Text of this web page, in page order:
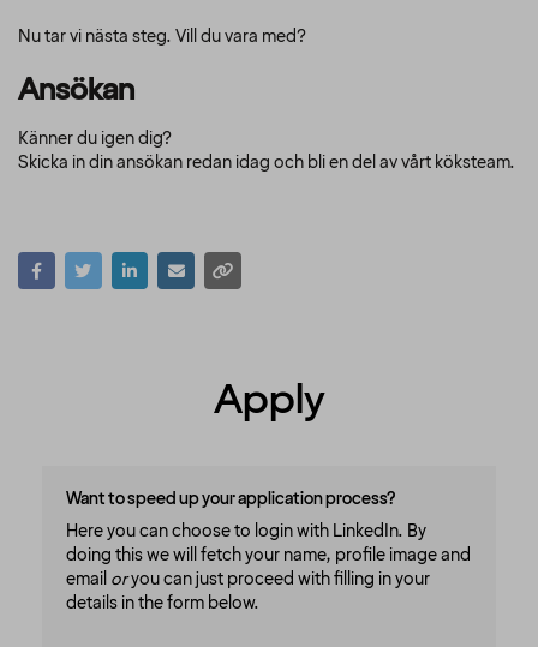
Nu tar vi nästa steg. Vill du vara med?
Ansökan
Känner du igen dig?
Skicka in din ansökan redan idag och bli en del av vårt köksteam.
Apply
Want to speed up your application process?
Here you can choose to login with LinkedIn. By
doing this we will fetch your name, profile image and
email oryou can just proceed with filling in your
details in the form below.